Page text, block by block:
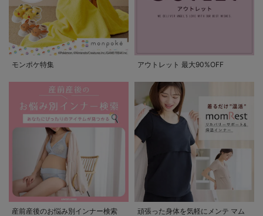
モンポケ特集 アウトレット 最大90%OFF
産前産後のお悩み別インナー検索
頑張った身体を気軽にメンテ マム